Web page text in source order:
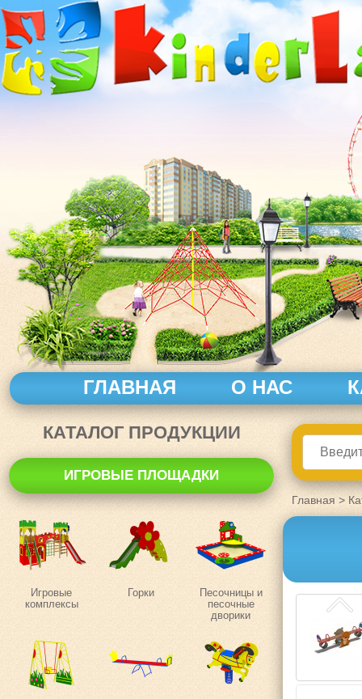
ГЛАВНАЯ О НАС
КАТАЛОГ ПРОДУКЦИИ
ИГРОВЫЕ ПЛОЩАДКИ
Игровые
комплексы
Горки
Песочницы и
песочные
дворики
Главная >